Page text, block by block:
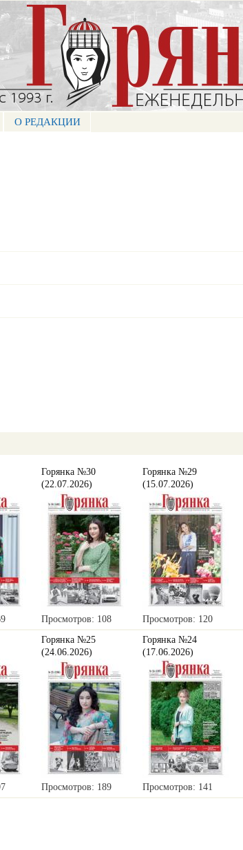
основному
содержанию
О РЕДАКЦИИ
Горянка №30
(22.07.2026)
Просмотров: 108
Горянка №29
(15.07.2026)
Просмотров: 120
Горянка №25
(24.06.2026)
Просмотров: 189
Горянка №24
(17.06.2026)
Просмотров: 141